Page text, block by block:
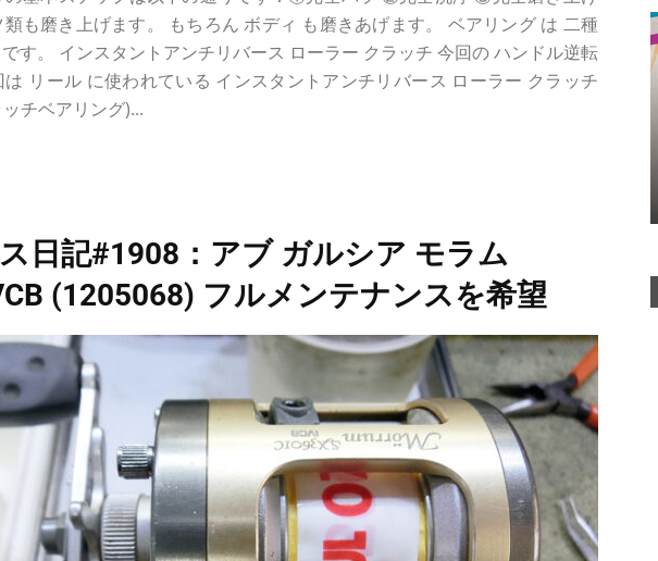
も磨き上げます。 もちろん ボディ も磨きあげます。 ベアリング は 二種
す。 インスタントアンチリバース ローラー クラッチ 今回の ハンドル逆転
リール に使われている インスタントアンチリバース ローラー クラッチ
チベアリング)...
日記#1908：アブ ガルシア モラム
(1205068) フルメンテナンスを希望